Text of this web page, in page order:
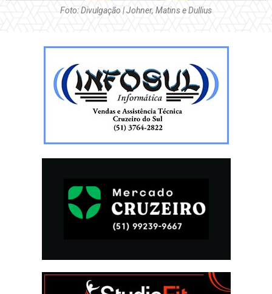
Foto: Divulgação | Johner, Matins e Dullius